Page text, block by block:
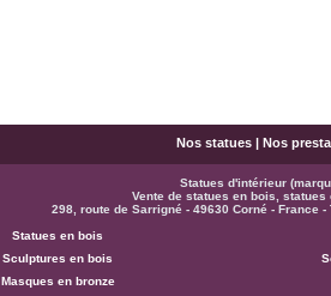
Nos statues | Nos
Statues d'intérieur
Vente de statues en bois,
298, route de Sarrigné - 49630 Corné - France
Statues en bois
Sculptures en bois
Masques en bronze